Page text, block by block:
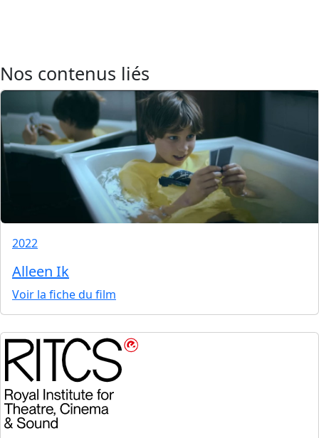
Nos contenus liés
2022
Alleen Ik
Voir la fiche du film